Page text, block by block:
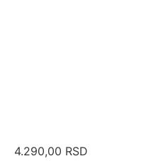
4.290,00 RSD